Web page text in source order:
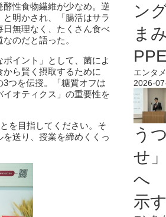
性食物繊維が少なめ。逆
明かされ、「腸活はサラ
無理なく、たくさん食べ
のだと語った。
イント」として、菌によ
ら賢く摂取するために
3つを伝授。「糖質オフは
オティクス」の重要性を
を目指してください。そ
送り、授業を締めくくっ
ン
ま
エンタメ
2026-
う
せ
へ
示